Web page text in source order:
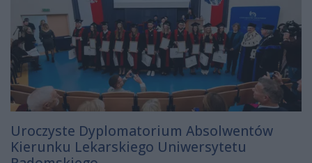
Uroczyste Dyplomatorium Absolwentów
Kierunku Lekarskiego Uniwersytetu